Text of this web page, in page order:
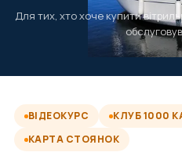
Для тих, хто хоче купити
ВІДЕОКУРС
КЛУБ 1000
КАРТА СТОЯНОК